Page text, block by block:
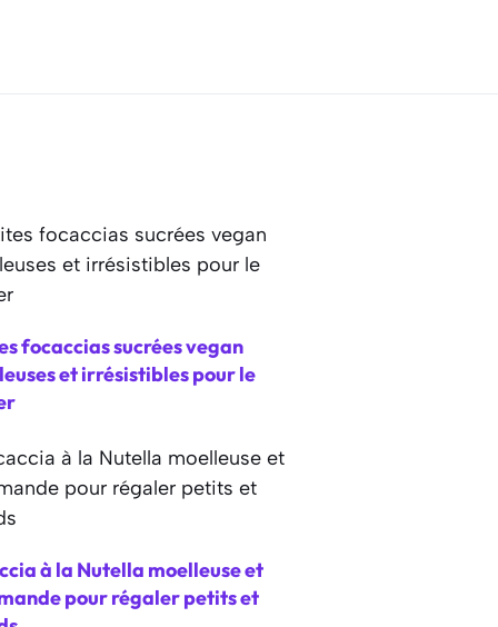
focaccias sucrées vegan
et irrésistibles pour le
à la Nutella moelleuse et
pour régaler petits et